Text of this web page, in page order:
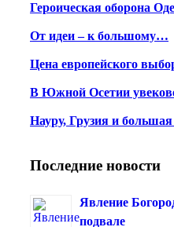
Героическая оборона
От идеи – к большому…
Цена европейского
В Южной Осетии
Науру, Грузия и большая
Последние новости
Явление
подвале